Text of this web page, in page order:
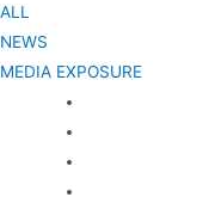
ALL
NEWS
MEDIA EXPOSURE